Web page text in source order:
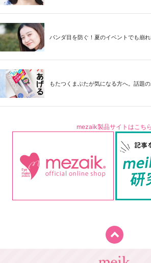
パンダ目を防ぐ！夏のイベントでも崩
もたつくまぶたが気になる方へ。話題
mezaik製品サイトはこちら